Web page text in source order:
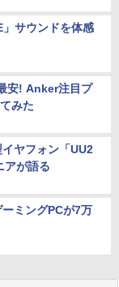
サウンドを体感
安! Anker注目プ
みた
ヤフォン「UU2
アが語る
ミングPCが7万